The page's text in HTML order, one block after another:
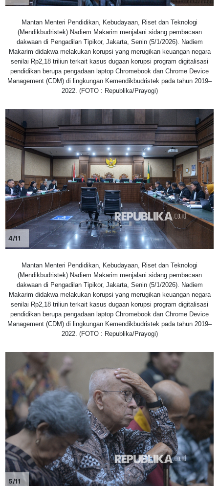
Mantan Menteri Pendidikan, Kebudayaan, Riset dan Teknologi
(Mendikbudristek) Nadiem Makarim menjalani sidang pembacaan
dakwaan di Pengadilan Tipikor, Jakarta, Senin (5/1/2026). Nadiem
Makarim didakwa melakukan korupsi yang merugikan keuangan negara
senilai Rp2,18 triliun terkait kasus dugaan korupsi program digitalisasi
pendidikan berupa pengadaan laptop Chromebook dan Chrome Device
Management (CDM) di lingkungan Kemendikbudristek pada tahun 2019–
2022. (FOTO : Republika/Prayogi)
4/11
Mantan Menteri Pendidikan, Kebudayaan, Riset dan Teknologi
(Mendikbudristek) Nadiem Makarim menjalani sidang pembacaan
dakwaan di Pengadilan Tipikor, Jakarta, Senin (5/1/2026). Nadiem
Makarim didakwa melakukan korupsi yang merugikan keuangan negara
senilai Rp2,18 triliun terkait kasus dugaan korupsi program digitalisasi
pendidikan berupa pengadaan laptop Chromebook dan Chrome Device
Management (CDM) di lingkungan Kemendikbudristek pada tahun 2019–
2022. (FOTO : Republika/Prayogi)
5/11